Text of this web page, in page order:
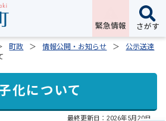
緊急情報 さがす
町政 情報公開・お知らせ
公示送達
化について
最終更新日： 2026年5月20日